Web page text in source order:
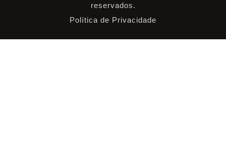
reservados.
Política de Privacidade